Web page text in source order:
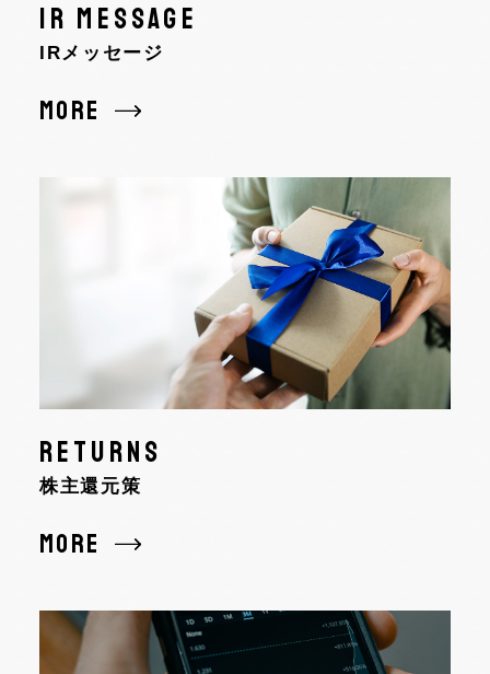
IR MESSAGE
IRメッセージ
MORE
RETURNS
株主還元策
MORE